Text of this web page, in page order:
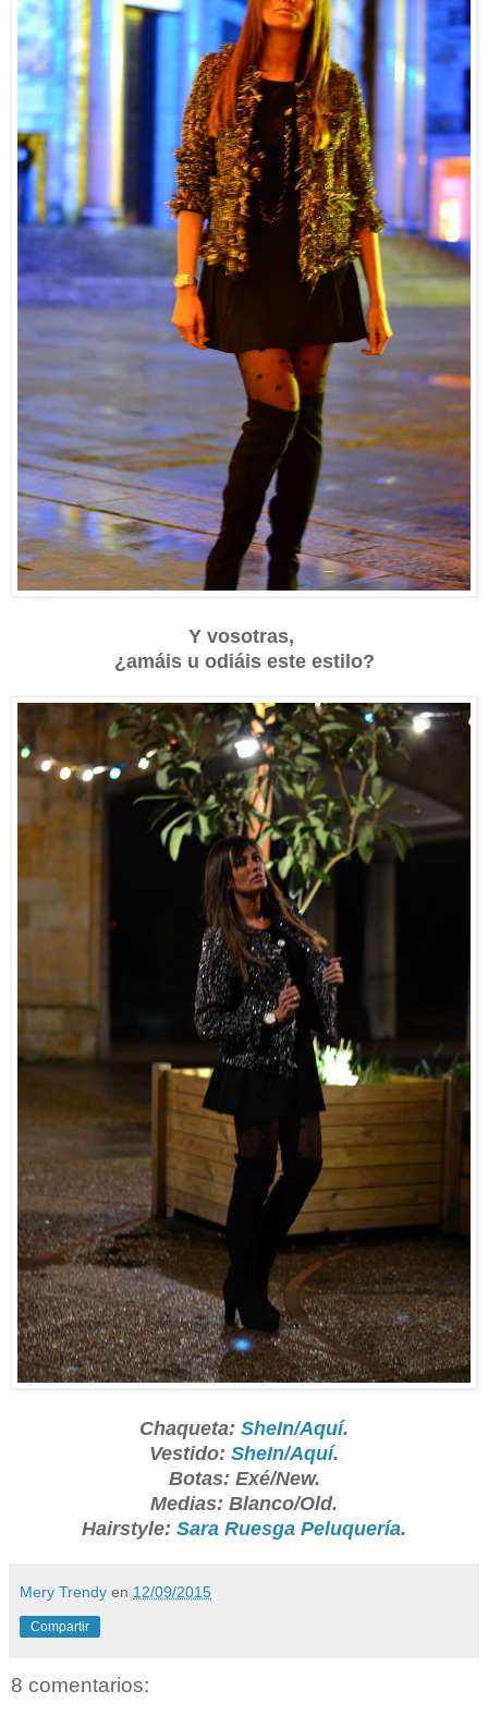
Y vosotras,
¿amáis u odiáis este estilo?
Chaqueta: SheIn/Aquí.
Vestido: SheIn/Aquí.
Botas: Exé/New.
Medias: Blanco/Old.
Hairstyle: Sara Ruesga Peluquería.
Mery Trendy en 12/09/2015
Compartir
8 comentarios: